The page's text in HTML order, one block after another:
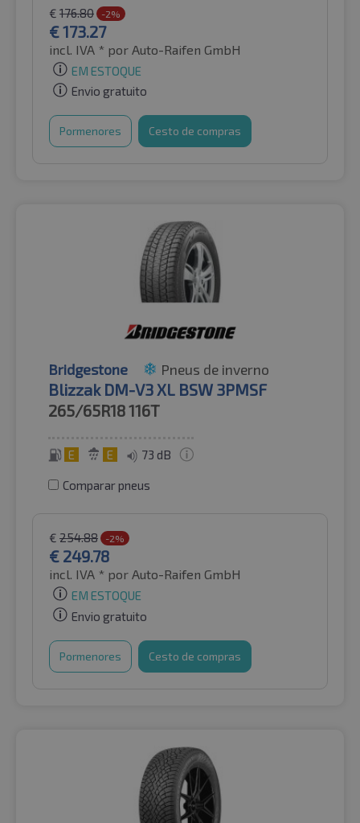
€ 176.80 -2%
€173.27
incl. IVA * por Auto-Raifen GmbH
EM ESTOQUE
Envio gratuito
Pormenores Cesto de compras
Bridgestone Pneus de inverno
Blizzak DM-V3 XL BSW 3PMSF
265/65R18116T
E E 73 dB
Comparar pneus
€ 254.88 -2%
€ 249.78
incl. IVA * por Auto-Raifen GmbH
EM ESTOQUE
Envio gratuito
Pormenores Cesto de compras